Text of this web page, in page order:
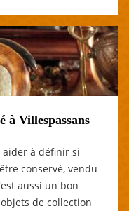
à Villespassans
aider à définir si
conservé, vendu
aussi un bon
de collection